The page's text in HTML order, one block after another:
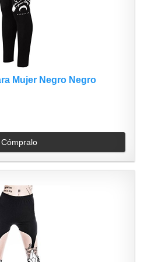
Mujer Negro Negro
Cómpralo